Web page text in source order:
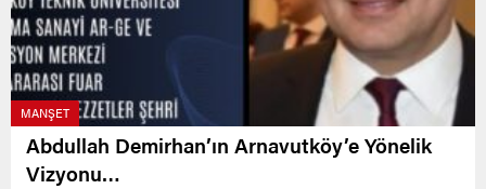
MANŞET
Abdullah Demirhan’ın Arnavutköy’e Yönelik
Vizyonu…